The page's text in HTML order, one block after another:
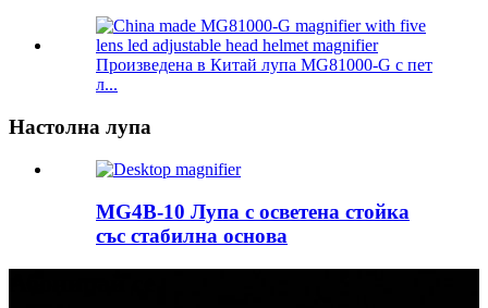
Произведена в Китай лупа MG81000-G с пет
л...
Настолна лупа
MG4B-10 Лупа с осветена стойка
със стабилна основа